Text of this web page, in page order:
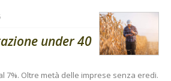
under 40
7%. Oltre metà delle imprese senza eredi.